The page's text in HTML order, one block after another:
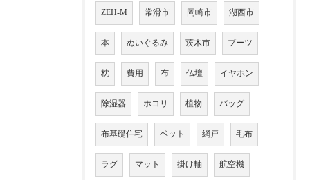
ZEH-M 常滑市 岡崎市 湖西市
本 ぬいぐるみ 茨木市 ブーツ
枕 費用 布 仏壇 イヤホン
除湿器 ホコリ 植物 バッグ
布基礎住宅 ベット 網戸 毛布
ラグ マット 掛け軸 航空機